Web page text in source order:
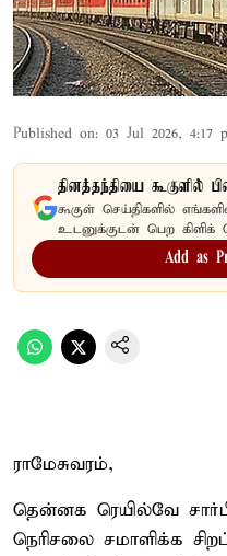
Published on: 03 Jul 2026, 4:17
தினத்தந்தியை கூகுளில்
கூகுள் செய்திகளில்
உடனுக்குடன் பெற கிளிக்
Add as
ராமேசுவரம்,
தென்னக ரெயில்வே
நெரிசலை சமாளிக்க